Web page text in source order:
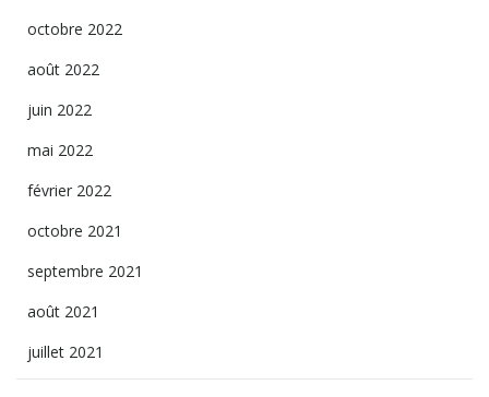
octobre 2022
août 2022
juin 2022
mai 2022
février 2022
octobre 2021
septembre 2021
août 2021
juillet 2021